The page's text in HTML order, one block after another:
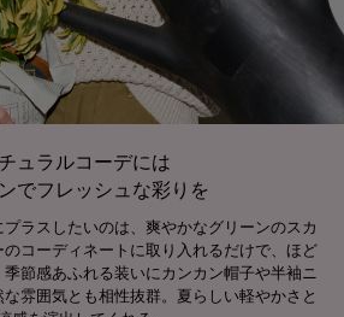
ュラルコーデには
でフレッシュな彩りを
ラスしたいのは、爽やかなグリーンのスカ
コーディネートに取り入れるだけで、ほど
節感あふれる装いにカンカン帽子や半袖ニ
雰囲気とも相性抜群。夏らしい軽やかさと